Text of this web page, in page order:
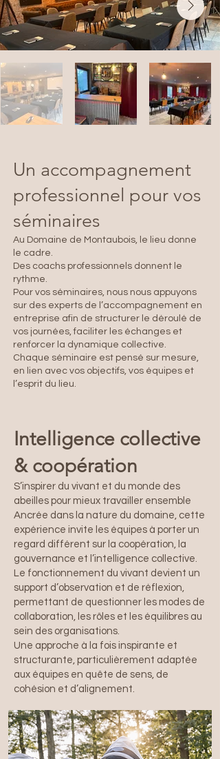
Un accompagnement
professionnel pour vos
séminaires
Au Domaine de Montaubois, le lieu donne
le cadre.
Des coachs professionnels donnent le
rythme.
Pour vos séminaires, nous nous appuyons
sur des experts de l’accompagnement en
entreprise afin de structurer le déroulé de
vos journées, faciliter les échanges et
renforcer la dynamique collective.
Chaque séminaire est pensé sur mesure,
en lien avec vos objectifs, vos équipes et
l’esprit du lieu.
Intelligence collective
& coopération
S’inspirer du vivant et du monde des
abeilles pour mieux travailler ensemble
Ancrée dans la nature du domaine, cette
expérience invite les équipes à porter un
regard différent sur la coopération, la
gouvernance et l’intelligence collective.
Le fonctionnement du vivant devient un
support d’observation et de réflexion,
permettant de questionner les modes de
collaboration, les rôles et les équilibres au
sein des organisations.
Une approche à la fois inspirante et
structurante, particulièrement adaptée
aux équipes en quête de sens, de
cohésion et d’alignement.